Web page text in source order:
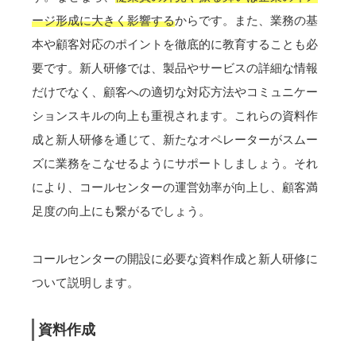
ージ形成に大きく影響するからです。また、業務の基
本や顧客対応のポイントを徹底的に教育することも必
要です。新人研修では、製品やサービスの詳細な情報
だけでなく、顧客への適切な対応方法やコミュニケー
ションスキルの向上も重視されます。これらの資料作
成と新人研修を通じて、新たなオペレーターがスムー
ズに業務をこなせるようにサポートしましょう。それ
により、コールセンターの運営効率が向上し、顧客満
足度の向上にも繋がるでしょう。
コールセンターの開設に必要な資料作成と新人研修に
ついて説明します。
資料作成